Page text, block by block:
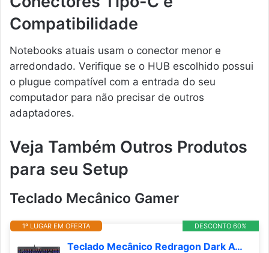
Compatibilidade
Notebooks atuais usam o conector menor e
arredondado. Verifique se o HUB escolhido possui
o plugue compatível com a entrada do seu
computador para não precisar de outros
adaptadores.
Veja Também Outros Produtos
para seu Setup
Teclado Mecânico Gamer
DESCONTO 60%
1º LUGAR EM OFERTA
Teclado Mecânico Redragon Dark Avenger Preto Iluminação Rainbow Switch Marrom K568R